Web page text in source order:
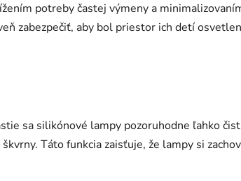
potreby častej výmeny a
zabezpečiť, aby bol priestor ich detí
sa silikónové lampy pozoruhodne ľahko
Táto funkcia zaisťuje, že lampy si